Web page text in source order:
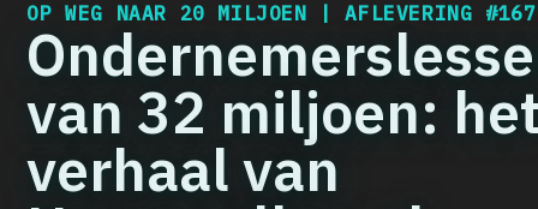
OP WEG NAAR 20 MILJOEN | AFLEVERING #167
van 32 miljoen:
verhaal van